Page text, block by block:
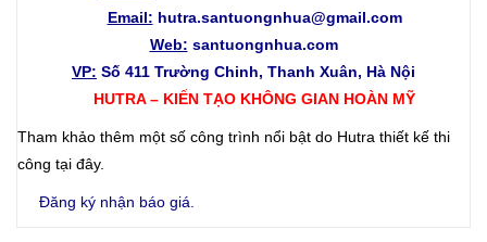
Email: hutra.santuongnhua@gmail.com
Web: santuongnhua.com
VP: Số 411 Trường Chinh, Thanh Xuân, Hà Nội
HUTRA – KIẾN TẠO KHÔNG GIAN HOÀN MỸ
Tham khảo thêm một số công trình nổi bật do Hutra thiết kế thi
công tại đây.
Đăng ký nhận báo giá.